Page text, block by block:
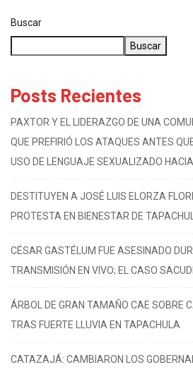
Buscar
Buscar
Posts Recientes
PAXTOR Y EL LIDERAZGO DE UNA
QUE PREFIRIÓ LOS ATAQUES ANTES
USO DE LENGUAJE SEXUALIZADO
DESTITUYEN A JOSÉ LUIS ELORZA
PROTESTA EN BIENESTAR DE
CÉSAR GASTÉLUM FUE ASESINADO
TRANSMISIÓN EN VIVO; EL CASO
ÁRBOL DE GRAN TAMAÑO CAE SOBRE
TRAS FUERTE LLUVIA EN TAPACHULA
CATAZAJÁ: CAMBIARON LOS